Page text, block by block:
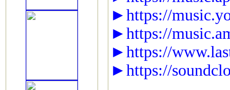
►https://
►https://
►https://
►https://